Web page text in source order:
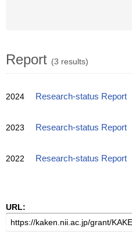
Report (3 results)
2024 Research-status Report
2023 Research-status Report
2022 Research-status Report
URL: